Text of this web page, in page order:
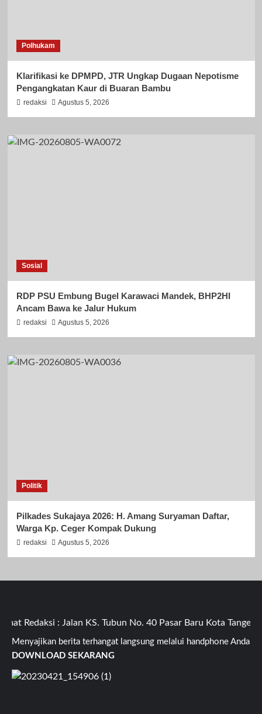
Polhukam
Klarifikasi ke DPMPD, JTR Ungkap Dugaan Nepotisme
Pengangkatan Kaur di Buaran Bambu
redaksi Agustus 5, 2026
Sosial
RDP PSU Embung Bugel Karawaci Mandek, BHP2HI
Ancam Bawa ke Jalur Hukum
redaksi Agustus 5, 2026
Politik
Pilkades Sukajaya 2026: H. Amang Suryaman Daftar,
Warga Kp. Ceger Kompak Dukung
redaksi Agustus 5, 2026
Redaksi : Jalan KS. Tubun No. 40 Pasar Baru Kota
Menyajikan berita terhangat langsung melalui handphone Anda
DOWNLOAD SEKARANG